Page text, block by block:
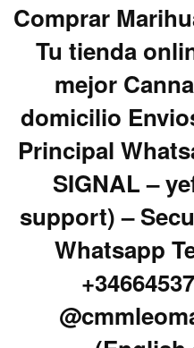
Comprar
Tu tienda
mejor
domicilio
Principal
SIGNAL –
support) –
Whatsapp